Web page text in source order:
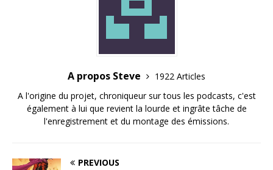
A propos Steve
1922 Articles
A l'origine du projet, chroniqueur sur tous les podcasts, c'est
également à lui que revient la lourde et ingrâte tâche de
l'enregistrement et du montage des émissions.
PREVIOUS